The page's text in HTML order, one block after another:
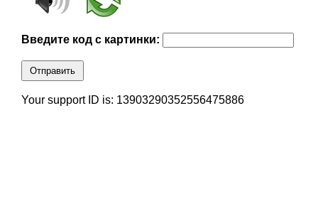
Введите код с картинки:
Отправить
Your support ID is: 13903290352556475886